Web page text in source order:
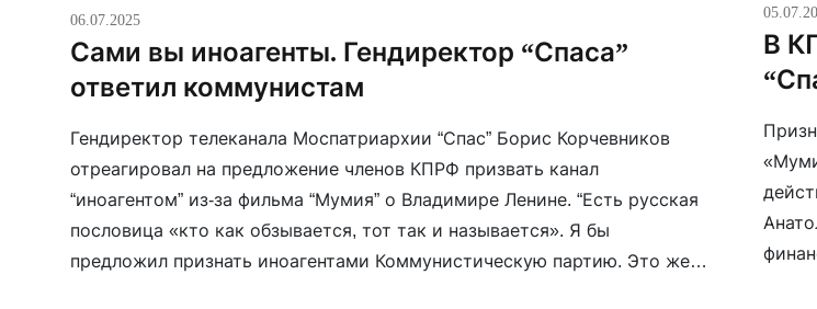
06.07.2025
Сами вы иноагенты. Гендиректор “Спаса”
ответил коммунистам
Гендиректор телеканала Моспатриархии “Спас” Борис Корчевников
отреагировал на предложение членов КПРФ призвать канал
“иноагентом” из-за фильма “Мумия” о Владимире Ленине. “Есть русская
пословица «кто как обзывается, тот так и называется». Я бы
предложил признать иноагентами Коммунистическую партию. Это же
В